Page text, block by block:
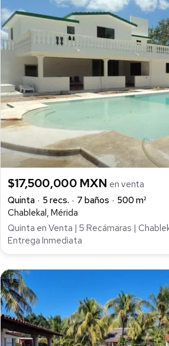
$17,500,000 MXN en venta
Quinta
5 recs. 7 baños
500 m²
Chablekal, Mérida
Quinta en Venta | 5 Recámaras |
Entrega Inmediata